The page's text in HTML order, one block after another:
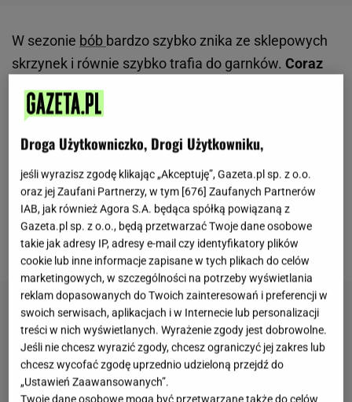
W sezonie bób bardzo szybko znika ze sklepowych
skrzynek i równie szybko trafia do garnków. Coraz
częściej zamiast gotowania wybierane jest jednak
kiszenie, ponieważ ziarna po kilku dniach nabierają
chrupkości.W takiej wersji dobrze sprawdza się jako
przekąska do podjadania, dodatek dosałatekalbo
składnik prostychkolacji. Nie wymaga
skomplikowanych dodatków, dlatego do słoików
najczęściej trafiają koper, czosnek i gorczyca.
Droga Użytkowniczko, Drogi Użytkowniku,
jeśli wyrazisz zgodę klikając „Akceptuję”, Gazeta.pl sp. z o.o.
oraz jej Zaufani Partnerzy, w tym [676] Zaufanych Partnerów
IAB, jak również Agora S.A. będąca spółką powiązaną z
Gazeta.pl sp. z o.o., będą przetwarzać Twoje dane osobowe
takie jak adresy IP, adresy e-mail czy identyfikatory plików
cookie lub inne informacje zapisane w tych plikach do celów
marketingowych, w szczególności na potrzeby wyświetlania
reklam dopasowanych do Twoich zainteresowań i preferencji w
swoich serwisach, aplikacjach i w Internecie lub personalizacji
treści w nich wyświetlanych. Wyrażenie zgody jest dobrowolne.
Jeśli nie chcesz wyrazić zgody, chcesz ograniczyć jej zakres lub
chcesz wycofać zgodę uprzednio udzieloną przejdź do
„Ustawień Zaawansowanych”.
Twoje dane osobowe mogą być przetwarzane także do celów